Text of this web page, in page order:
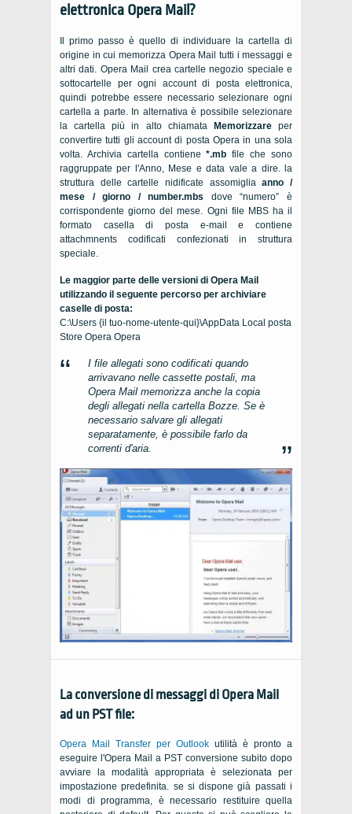
elettronica Opera Mail?
Il primo passo è quello di individuare la cartella di
origine in cui memorizza Opera Mail tutti i messaggi e
altri dati. Opera Mail crea cartelle negozio speciale e
sottocartelle per ogni account di posta elettronica,
quindi potrebbe essere necessario selezionare ogni
cartella a parte. In alternativa è possibile selezionare
la cartella più in alto chiamata Memorizzareper
convertire tutti gli account di posta Opera in una sola
volta. Archivia cartella contiene*.mb file che sono
raggruppate per l'Anno, Mese e data vale a dire. la
struttura delle cartelle nidificate assomigliaanno /
mese / giorno / number.mbs dove “numero” è
corrispondente giorno del mese. Ogni file MBS ha il
formato casella di posta e-mail e contiene
attachmnents codificati confezionati in struttura
speciale.
Le maggior parte delle versioni di Opera Mail
utilizzando il seguente percorso per archiviare
caselle di posta:
C:\Users {il tuo-nome-utente-qui}\AppData Local posta
Store Opera Opera
I file allegati sono codificati quando
arrivavano nelle cassette postali, ma
Opera Mail memorizza anche la copia
degli allegati nella cartella Bozze. Se è
necessario salvare gli allegati
separatamente, è possibile farlo da
correnti d'aria.
La conversione di messaggi di Opera Mail
ad un PSTfile:
Opera Mail Transfer per Outlook utilità è pronto a
eseguire l'Opera Mail a PST conversione subito dopo
avviare la modalità appropriata è selezionata per
impostazione predefinita. se si dispone già passati i
modi di programma, è necessario restituire quella